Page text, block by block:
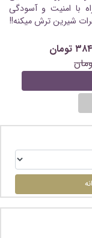
با امنیت و آسودگی
شیرین ترش میکنه!!